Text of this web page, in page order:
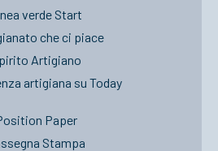
verde Start
che ci piace
Artigiano
artigiana su Today
Paper
Stampa